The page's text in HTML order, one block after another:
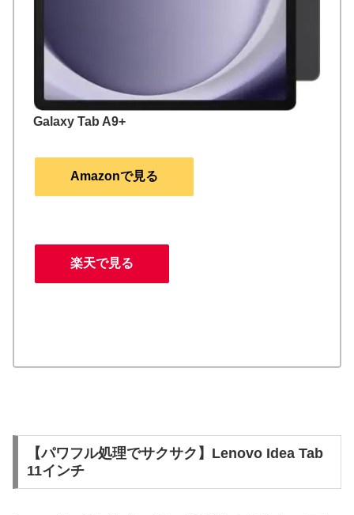
Galaxy Tab A9+
Amazonで見る
楽天で見る
【パワフル処理でサクサク】Lenovo Idea Tab
11インチ